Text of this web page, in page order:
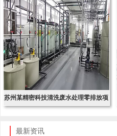
苏州某精密科技清洗废水处理零排放项
最新资讯